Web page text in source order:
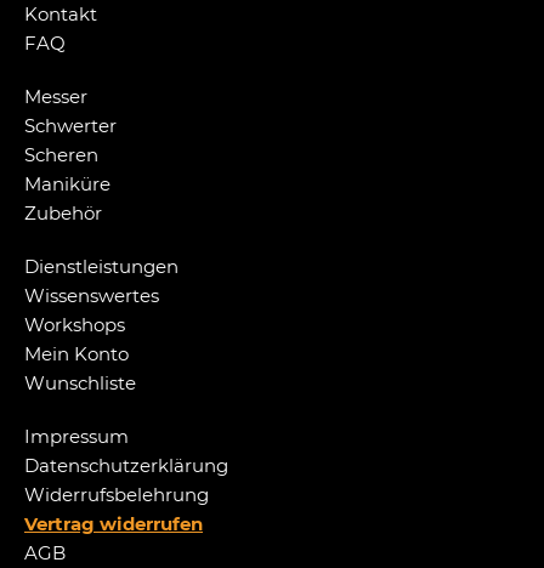
Kontakt
FAQ
Messer
Schwerter
Scheren
Maniküre
Zubehör
Dienstleistungen
Wissenswertes
Workshops
Mein Konto
Wunschliste
Impressum
Datenschutzerklärung
Widerrufsbelehrung
Vertrag widerrufen
AGB